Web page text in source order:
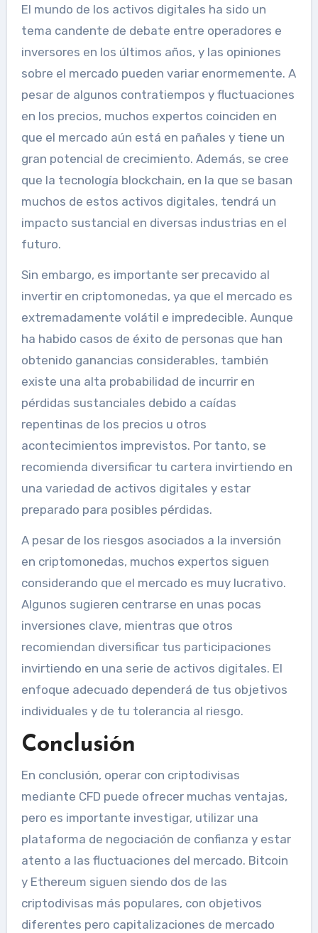
El mundo de los activos digitales ha sido un
tema candente de debate entre operadores e
inversores en los últimos años, y las opiniones
sobre el mercado pueden variar enormemente. A
pesar de algunos contratiempos y fluctuaciones
en los precios, muchos expertos coinciden en
que el mercado aún está en pañales y tiene un
gran potencial de crecimiento. Además, se cree
que la tecnología blockchain, en la que se basan
muchos de estos activos digitales, tendrá un
impacto sustancial en diversas industrias en el
futuro.
Sin embargo, es importante ser precavido al
invertir en criptomonedas, ya que el mercado es
extremadamente volátil e impredecible. Aunque
ha habido casos de éxito de personas que han
obtenido ganancias considerables, también
existe una alta probabilidad de incurrir en
pérdidas sustanciales debido a caídas
repentinas de los precios u otros
acontecimientos imprevistos. Por tanto, se
recomienda diversificar tu cartera invirtiendo en
una variedad de activos digitales y estar
preparado para posibles pérdidas.
A pesar de los riesgos asociados a la inversión
en criptomonedas, muchos expertos siguen
considerando que el mercado es muy lucrativo.
Algunos sugieren centrarse en unas pocas
inversiones clave, mientras que otros
recomiendan diversificar tus participaciones
invirtiendo en una serie de activos digitales. El
enfoque adecuado dependerá de tus objetivos
individuales y de tu tolerancia al riesgo.
Conclusión
En conclusión, operar con criptodivisas
mediante CFD puede ofrecer muchas ventajas,
pero es importante investigar, utilizar una
plataforma de negociación de confianza y estar
atento a las fluctuaciones del mercado. Bitcoin
y Ethereum siguen siendo dos de las
criptodivisas más populares, con objetivos
diferentes pero capitalizaciones de mercado